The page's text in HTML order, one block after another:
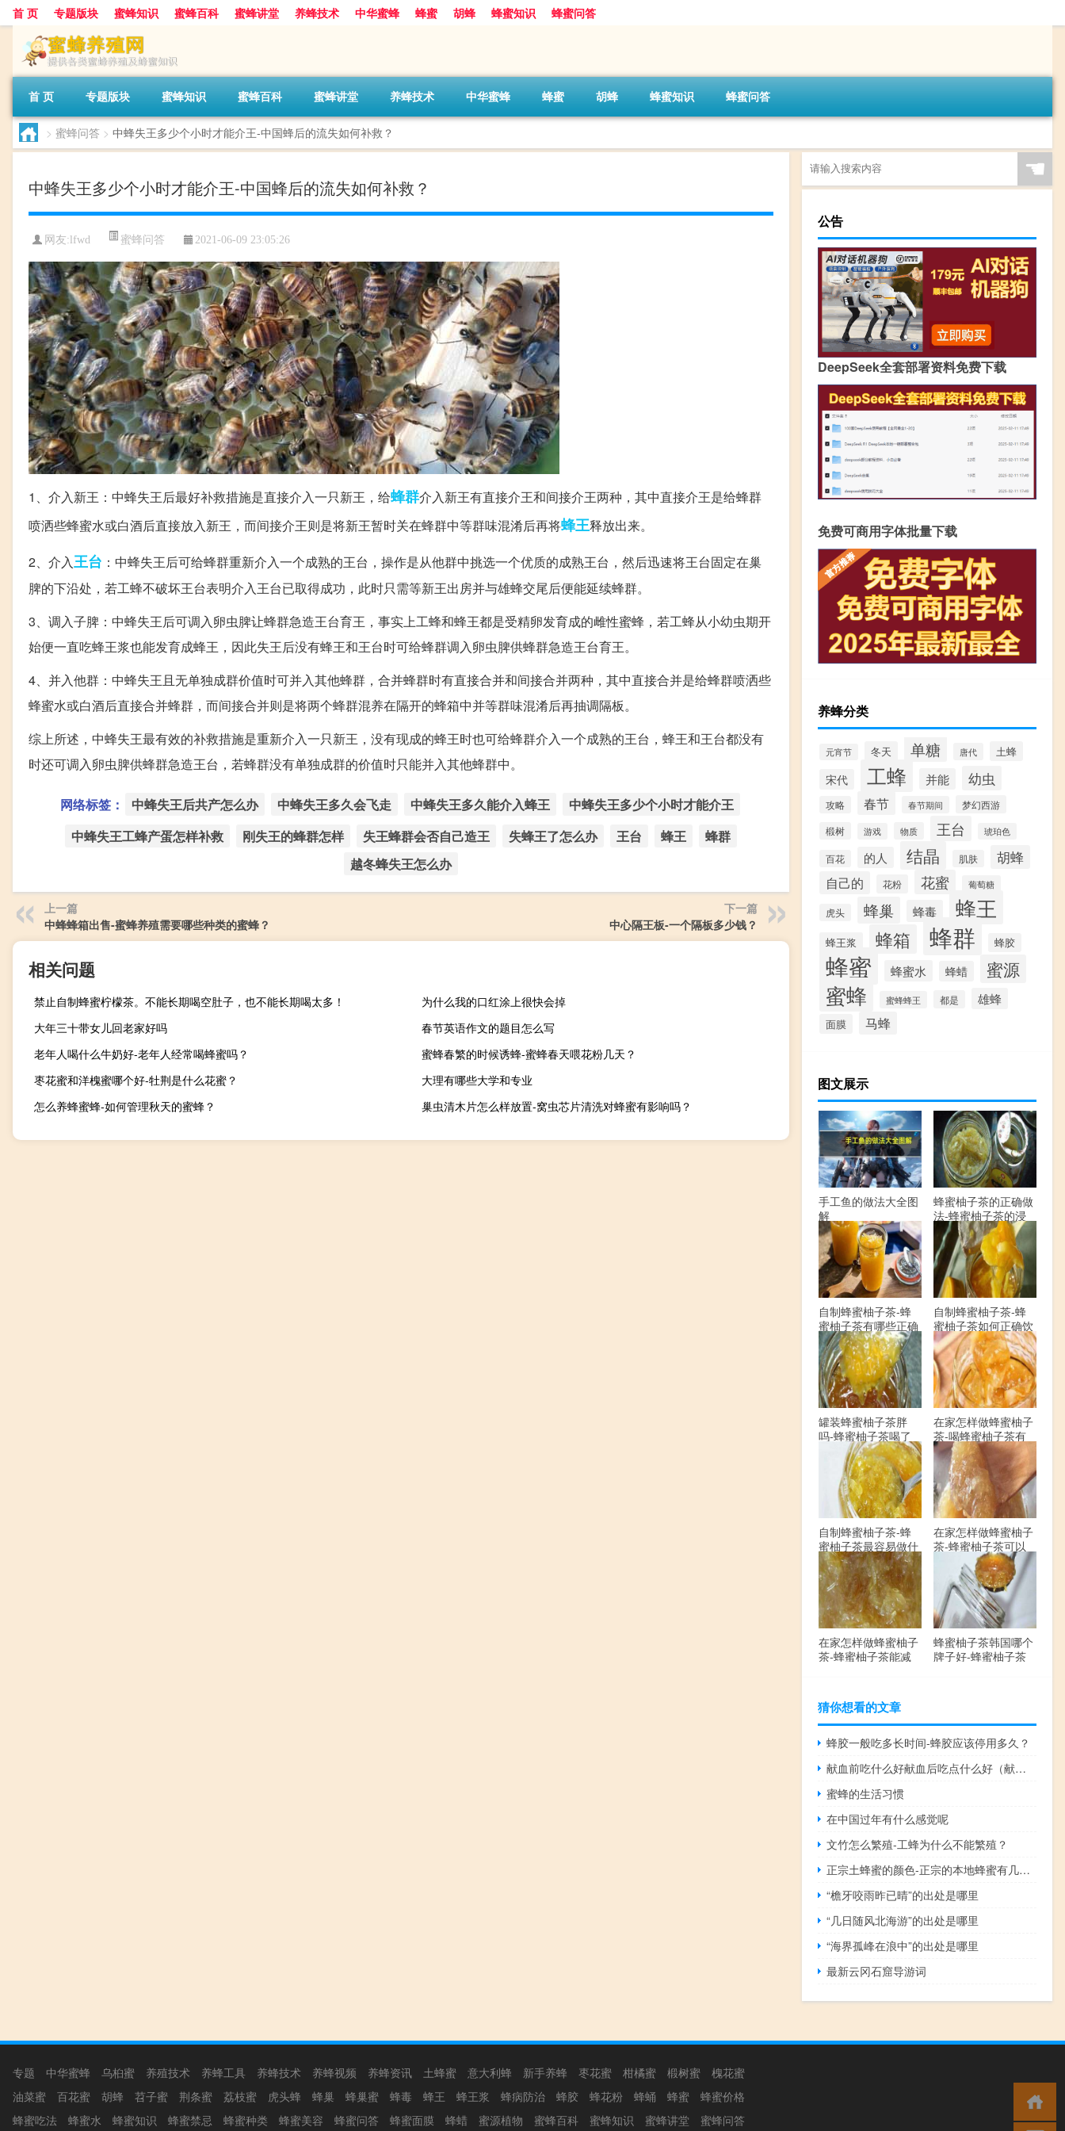
首 页 专题版块 蜜蜂知识 蜜蜂百科 蜜蜂讲堂 养蜂技术 中华蜜蜂 蜂蜜 胡蜂 蜂蜜知识 蜂蜜问答
首 页 专题版块 蜜蜂知识 蜜蜂百科 蜜蜂讲堂 养蜂技术 中华蜜蜂 蜂蜜 胡蜂 蜂蜜知识 蜂蜜问答
> 蜜蜂问答 > 中蜂失王多少个小时才能介王-中国蜂后的流失如何补救？
中蜂失王多少个小时才能介王-中国蜂后的流失如何补救？
网友: lfwd 蜜蜂问答 2021-06-09 23:05:26
1、介入新王：中蜂失王后最好补救措施是直接介入一只新王，给蜂群介入新王有直接介王和间接介王两种，其中直接介王是给蜂群
喷洒些蜂蜜水或白酒后直接放入新王，而间接介王则是将新王暂时关在蜂群中等群味混淆后再将蜂王释放出来。
2、介入王台 ：中蜂失王后可给蜂群重新介入一个成熟的王台，操作是从他群中挑选一个优质的成熟王台，然后迅速将王台固定在巢
脾的下沿处，若工蜂不破坏王台表明介入王台已取得成功，此时只需等新王出房并与雄蜂交尾后便能延续蜂群。
3、调入子脾：中蜂失王后可调入卵虫脾让蜂群急造王台育王，事实上工蜂和蜂王都是受精卵发育成的雌性蜜蜂，若工蜂从小幼虫期开
始便一直吃蜂王浆也能发育成蜂王，因此失王后没有蜂王和王台时可给蜂群调入卵虫脾供蜂群急造王台育王。
4、并入他群：中蜂失王且无单独成群价值时可并入其他蜂群，合并蜂群时有直接合并和间接合并两种，其中直接合并是给蜂群喷洒些
蜂蜜水或白酒后直接合并蜂群，而间接合并则是将两个蜂群混养在隔开的蜂箱中并等群味混淆后再抽调隔板。
综上所述，中蜂失王最有效的补救措施是重新介入一只新王，没有现成的蜂王时也可给蜂群介入一个成熟的王台，蜂王和王台都没有
时还可调入卵虫脾供蜂群急造王台，若蜂群没有单独成群的价值时只能并入其他蜂群中。
网络标签： 中蜂失王后共产怎么办 中蜂失王多久会飞走 中蜂失王多久能介入蜂王
中蜂失王多少个小时才能介王
中蜂失王工蜂产蛋怎样补救
刚失王的蜂群怎样 失王蜂群会否自己造王 失蜂王了怎么办 王台 蜂王
蜂群
越冬蜂失王怎么办
上一篇
中蜂蜂箱出售-蜜蜂养殖需要哪些种类的蜜蜂？
下一篇
中心隔王板-一个隔板多少钱？
相关问题
禁止自制蜂蜜柠檬茶。不能长期喝空肚子，也不能长期喝太多！
为什么我的口红涂上很快会掉
大年三十带女儿回老家好吗
春节英语作文的题目怎么写
老年人喝什么牛奶好-老年人经常喝蜂蜜吗？
蜜蜂春繁的时候诱蜂-蜜蜂春天喂花粉几天？
枣花蜜和洋槐蜜哪个好-牡荆是什么花蜜？
大理有哪些大学和专业
怎么养蜂蜜蜂-如何管理秋天的蜜蜂？
巢虫清木片怎么样放置-窝虫芯片清洗对蜂蜜有影响吗？
☚
公告
DeepSeek全套部署资料免费下载
免费可商用字体批量下载
养蜂分类
元宵节 冬天 单糖 唐代 土蜂
宋代 工蜂 并能 幼虫
攻略 春节 春节期间 梦幻西游
椴树 游戏 物质 王台 琥珀色
百花 的人 结晶 肌肤 胡蜂
自己的 花粉 花蜜 葡萄糖
虎头 蜂巢 蜂毒 蜂王
蜂王浆 蜂箱 蜂群 蜂胶
蜂蜜 蜂蜜水 蜂蜡 蜜源
蜜蜂 蜜蜂蜂王 都是 雄蜂
面膜 马蜂
图文展示
手工鱼的做法大全图
解
蜂蜜柚子茶的正确做
法-蜂蜜柚子茶的浸
泡方法有哪些？
自制蜂蜜柚子茶-蜂
蜜柚子茶有哪些正确
的做法？
自制蜂蜜柚子茶-蜂
蜜柚子茶如何正确饮
用？
罐装蜂蜜柚子茶胖
吗-蜂蜜柚子茶喝了
会发胖吗？
在家怎样做蜂蜜柚子
茶-喝蜂蜜柚子茶有
哪些禁忌？
自制蜂蜜柚子茶-蜂
蜜柚子茶最容易做什
么？
在家怎样做蜂蜜柚子
茶-蜂蜜柚子茶可以
解酒吗？
在家怎样做蜂蜜柚子
茶-蜂蜜柚子茶能减
蜂蜜柚子茶韩国哪个
牌子好-蜂蜜柚子茶
猜你想看的文章
蜂胶一般吃多长时间-蜂胶应该停用多久？
献血前吃什么好献血后吃点什么好（献血前吃什么）
蜜蜂的生活习惯
在中国过年有什么感觉呢
文竹怎么繁殖-工蜂为什么不能繁殖？
正宗土蜂蜜的颜色-正宗的本地蜂蜜有几种颜色？
“檐牙咬雨昨已晴”的出处是哪里
“几日随风北海游”的出处是哪里
“海界孤峰在浪中”的出处是哪里
最新云冈石窟导游词
专题 中华蜜蜂 乌桕蜜 养殖技术 养蜂工具 养蜂技术 养蜂视频 养蜂资讯 土蜂蜜 意大利蜂 新手养蜂 枣花蜜 柑橘蜜 椴树蜜
槐花蜜
油菜蜜
百花蜜 胡蜂 苕子蜜 荆条蜜 荔枝蜜 虎头蜂 蜂巢 蜂巢蜜 蜂毒 蜂王 蜂王浆 蜂病防治 蜂胶 蜂花粉 蜂蛹 蜂蜜
蜂蜜价格
蜂蜜吃法
蜂蜜水 蜂蜜知识 蜂蜜禁忌 蜂蜜种类 蜂蜜美容 蜂蜜问答 蜂蜜面膜 蜂蜡 蜜源植物 蜜蜂百科 蜜蜂知识 蜜蜂讲堂 蜜蜂问答